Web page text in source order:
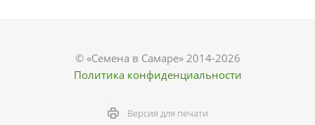
© «Семена в Самаре» 2014-2026
Политика конфиденциальности
Версия для печати